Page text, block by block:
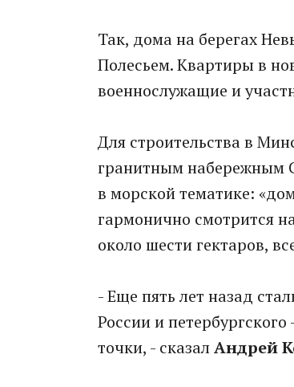
Так, дома на берегах
Полесьем. Квартиры в
военнослужащие и
Для строительства в
гранитным набережным
в морской тематике:
гармонично смотрится
около шести гектаров,
- Еще пять лет назад
России и
точки, - сказалАндрей